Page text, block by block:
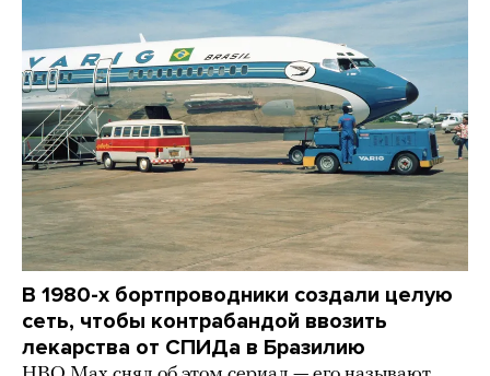
В 1980-х бортпроводники создали целую
сеть, чтобы контрабандой ввозить
лекарства от СПИДа в Бразилию